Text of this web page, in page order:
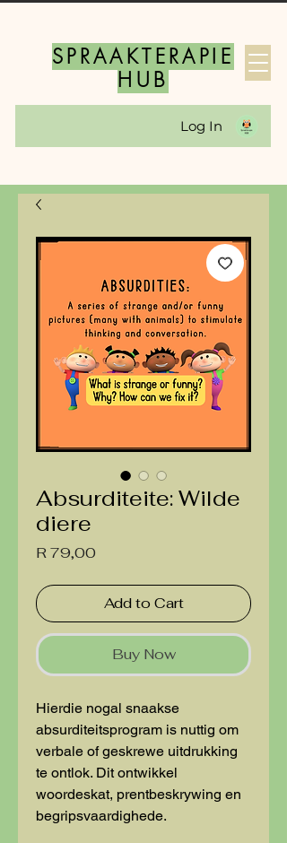
SPRAAKTERAPIE
HUB
Log In
Absurditeite: Wilde
diere
R 79,00
Add to Cart
Buy Now
Hierdie nogal snaakse
absurditeitsprogram is nuttig om
verbale of geskrewe uitdrukking
te ontlok. Dit ontwikkel
woordeskat, prentbeskrywing en
begripsvaardighede.